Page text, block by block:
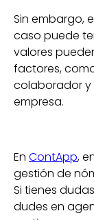
Sin embargo,
caso puede
valores
factores,
colaborador y
empresa.
En ContApp,
gestión de
Si tienes
dudes en